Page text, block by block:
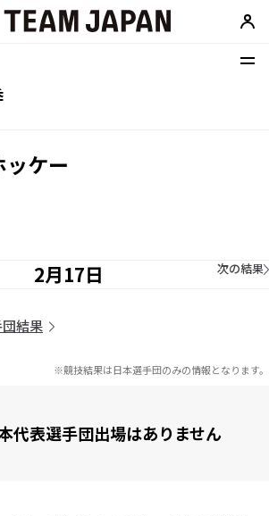
ッケー
2月17日 次の結果
結果
※競技結果は日本選手団のみの情報となります。
代表選手団出場はありません